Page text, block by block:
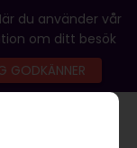
du använder vår
om ditt besök
GODKÄNNER